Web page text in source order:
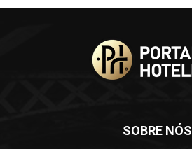
SOBRE NÓS